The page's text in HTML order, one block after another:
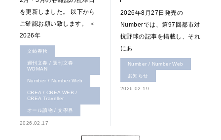
を更新しました。 以下から
ご確認お願い致します。 ＜
2026年
文藝春秋
週刊文春 / 週刊文春
WOMAN
Number / Number Web
CREA / CREA WEB /
CREA Traveller
オール讀物 / 文學界
2026.02.17
2026年8月27日発売の
Numberでは、第97回都市対
抗野球の記事を掲載し、それ
にあ
Number / Number Web
お知らせ
2026.02.19